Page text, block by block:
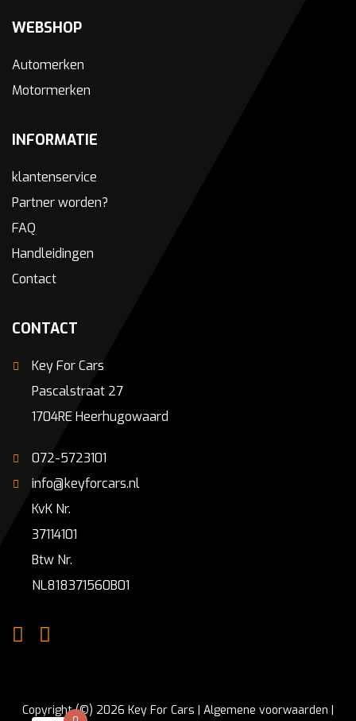
WEBSHOP
Automerken
Motormerken
INFORMATIE
klantenservice
Partner worden?
FAQ
Handleidingen
Contact
CONTACT
Key For Cars
Pascalstraat 27
1704RE Heerhugowaard
072-5723101
info@keyforcars.nl
KvK Nr.
37114101
Btw Nr.
NL818371560B01
Copyright (©) 2026 Key For Cars | Algemene voorwaarden